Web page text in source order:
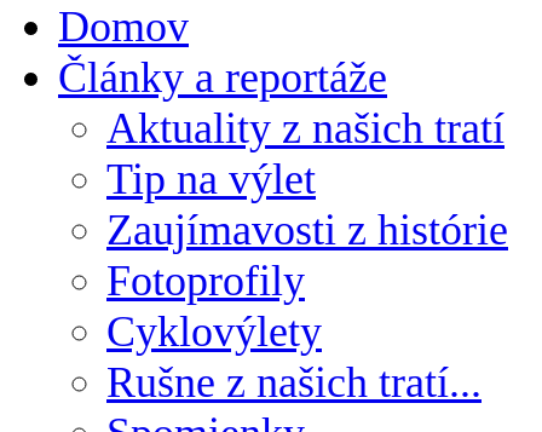
Domov
Články a reportáže
Aktuality z našich tratí
Tip na výlet
Zaujímavosti z histórie
Fotoprofily
Cyklovýlety
Rušne z našich tratí...